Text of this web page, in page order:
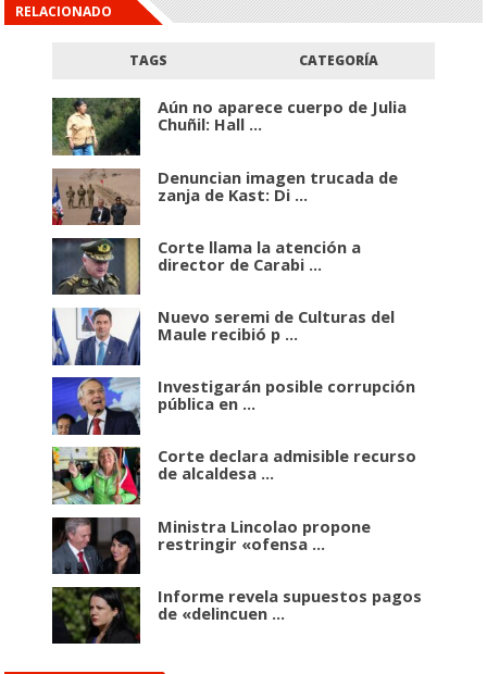
RELACIONADO
TAGS CATEGORÍA
Aún no aparece cuerpo de Julia
Chuñil: Hall ...
Denuncian imagen trucada de
zanja de Kast: Di ...
Corte llama la atención a
director de Carabi ...
Nuevo seremi de Culturas del
Maule recibió p ...
Investigarán posible corrupción
pública en ...
Corte declara admisible recurso
de alcaldesa ...
Ministra Lincolao propone
restringir «ofensa ...
Informe revela supuestos pagos
de «delincuen ...